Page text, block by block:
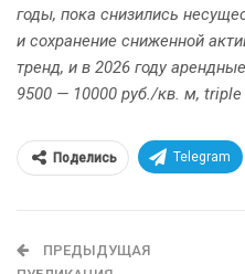
годы, пока снизились
и сохранение сниженной
тренд, и в 2026 году
9500 — 10000 руб./кв. м, triple
Поделись Telegram
ПРЕДЫДУЩАЯ